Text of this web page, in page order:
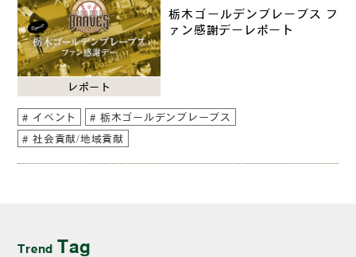
レポート
栃木ゴールデンブレーブス フ
ァン感謝デーレポート
イベント
栃木ゴールデンブレーブス
社会貢献/地域貢献
Trend Tag